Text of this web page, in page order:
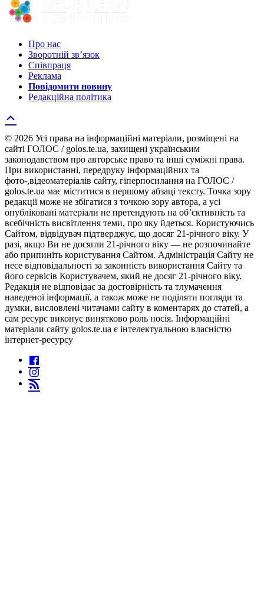
Про нас
Зворотній зв’язок
Співпраця
Реклама
Повідомити новину
Редакційна політика
© 2026 Усі права на інформаційні матеріали, розміщені на
сайті ГОЛОС / golos.te.ua, захищені українським
законодавством про авторське право та інші суміжні права.
При використанні, передруку інформаційних та
фото-,відеоматеріалів сайту, гіперпосилання на ГОЛОС /
golos.te.ua має міститися в першому абзаці тексту. Точка зору
редакції може не збігатися з точкою зору автора, а усі
опубліковані матеріали не претендують на об’єктивність та
всебічність висвітлення теми, про яку йдеться. Користуючись
Сайтом, відвідувач підтверджує, що досяг 21-річного віку. У
разі, якщо Ви не досягли 21-річного віку — не розпочинайте
або припиніть користування Сайтом. Адміністрація Сайту не
несе відповідальності за законність використання Сайту та
його сервісів Користувачем, який не досяг 21-річного віку.
Редакція не відповідає за достовірність та тлумачення
наведеної інформації, а також може не поділяти погляди та
думки, висловлені читачами сайту в коментарях до статей, а
сам ресурс виконує винятково роль носія. Інформаційні
матеріали сайту golos.te.ua є інтелектуальною власністю
інтернет-ресурсу